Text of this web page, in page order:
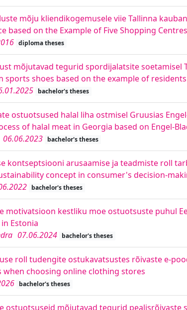
mõju kliendikogemusele viie Tallinna
based on the Example of Five Shopping
diploma theses
mõjutavad tegurid spordijalatsite soetamisel
sports shoes based on the example of
bachelor's theses
ostuotsused halal liha ostmisel Gruusias
of halal meat in Georgia based on Engel-
06.06.2023 bachelor's theses
kontseptsiooni arusaamise ja teadmiste roll
concept in consumer's decision-
bachelor's theses
motivatsioon kestliku moe ostuotsuste puhul
Estonia
07.06.2024 bachelor's theses
roll tudengite ostukavatsustes rõivaste e-
when choosing online clothing stores
bachelor's theses
ostuotsuseid mõjutavad tegurid pealisrõivaste